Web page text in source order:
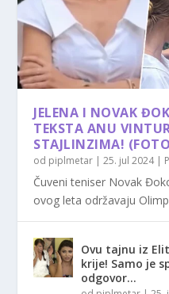
JELENA I NOVAK
TEKSTA ANU
STAJLINZIMA!
od piplmetar |25. jul 2024|
Čuveni teniser Novak
ovog leta održavaju
Ovu tajnu iz
krije! Samo je
odgovor…